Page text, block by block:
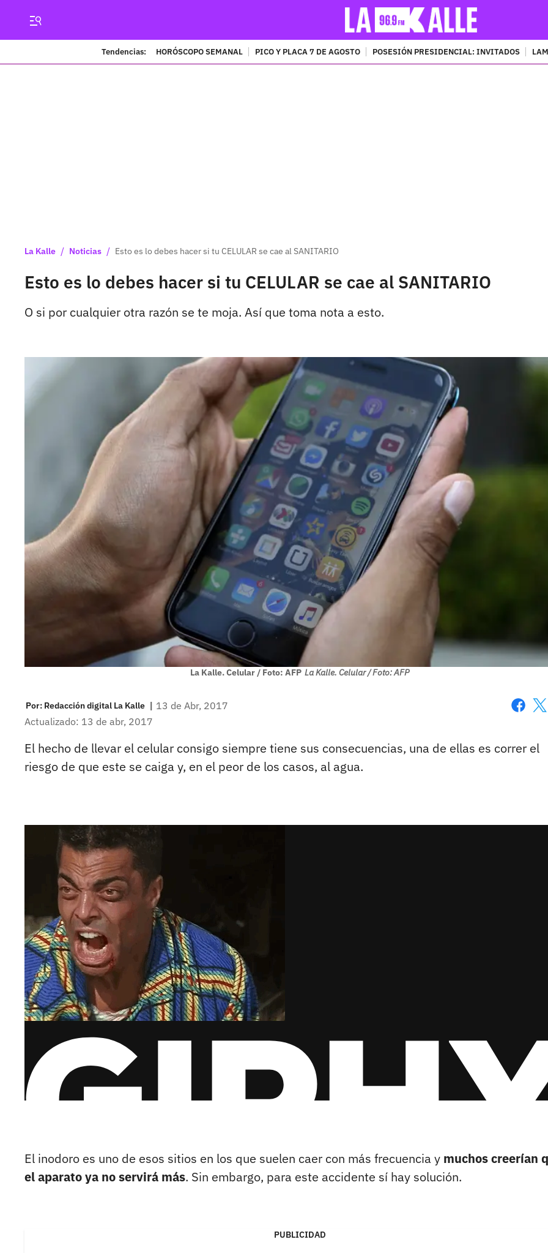
Tendencias: HORÓSCOPO SEMANAL PICO Y PLACA 7 DE AGOSTO POSESIÓN PRESIDENCIAL: INVITADOS
La Kalle / Noticias / Esto es lo debes hacer si tu CELULAR se cae al SANITARIO
Esto es lo debes hacer si tu CELULAR se cae al SANITARIO
O si por cualquier otra razón se te moja. Así que toma nota a esto.
La Kalle. Celular / Foto: AFP La Kalle. Celular / Foto: AFP
Por: Redacción digital La Kalle | 13 de Abr, 2017
Actualizado: 13 de abr, 2017
El hecho de llevar el celular consigo siempre tiene sus consecuencias, una de ellas es correr el
riesgo de que este se caiga y, en el peor de los casos, al agua.
El inodoro es uno de esos sitios en los que suelen caer con más frecuencia y muchos creerían
el aparato ya no servirá más. Sin embargo, para este accidente sí hay solución.
PUBLICIDAD